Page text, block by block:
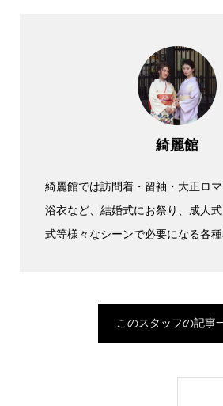
綺麗館
綺麗館では訪問着・留袖・大正ロマ
浴衣など、結婚式にお祭り、成人
式等様々なシーンで必要になる各
このスタッフの記事